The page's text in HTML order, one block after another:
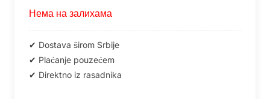
Нема на залихама